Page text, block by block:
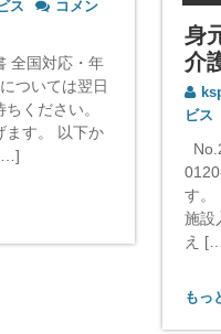
ス
身
証
代
行、
保
コメン
全国対応・年
ついては翌日
ください。
ます。 以下か
身
介
ビス
す。
施設
え
もっ